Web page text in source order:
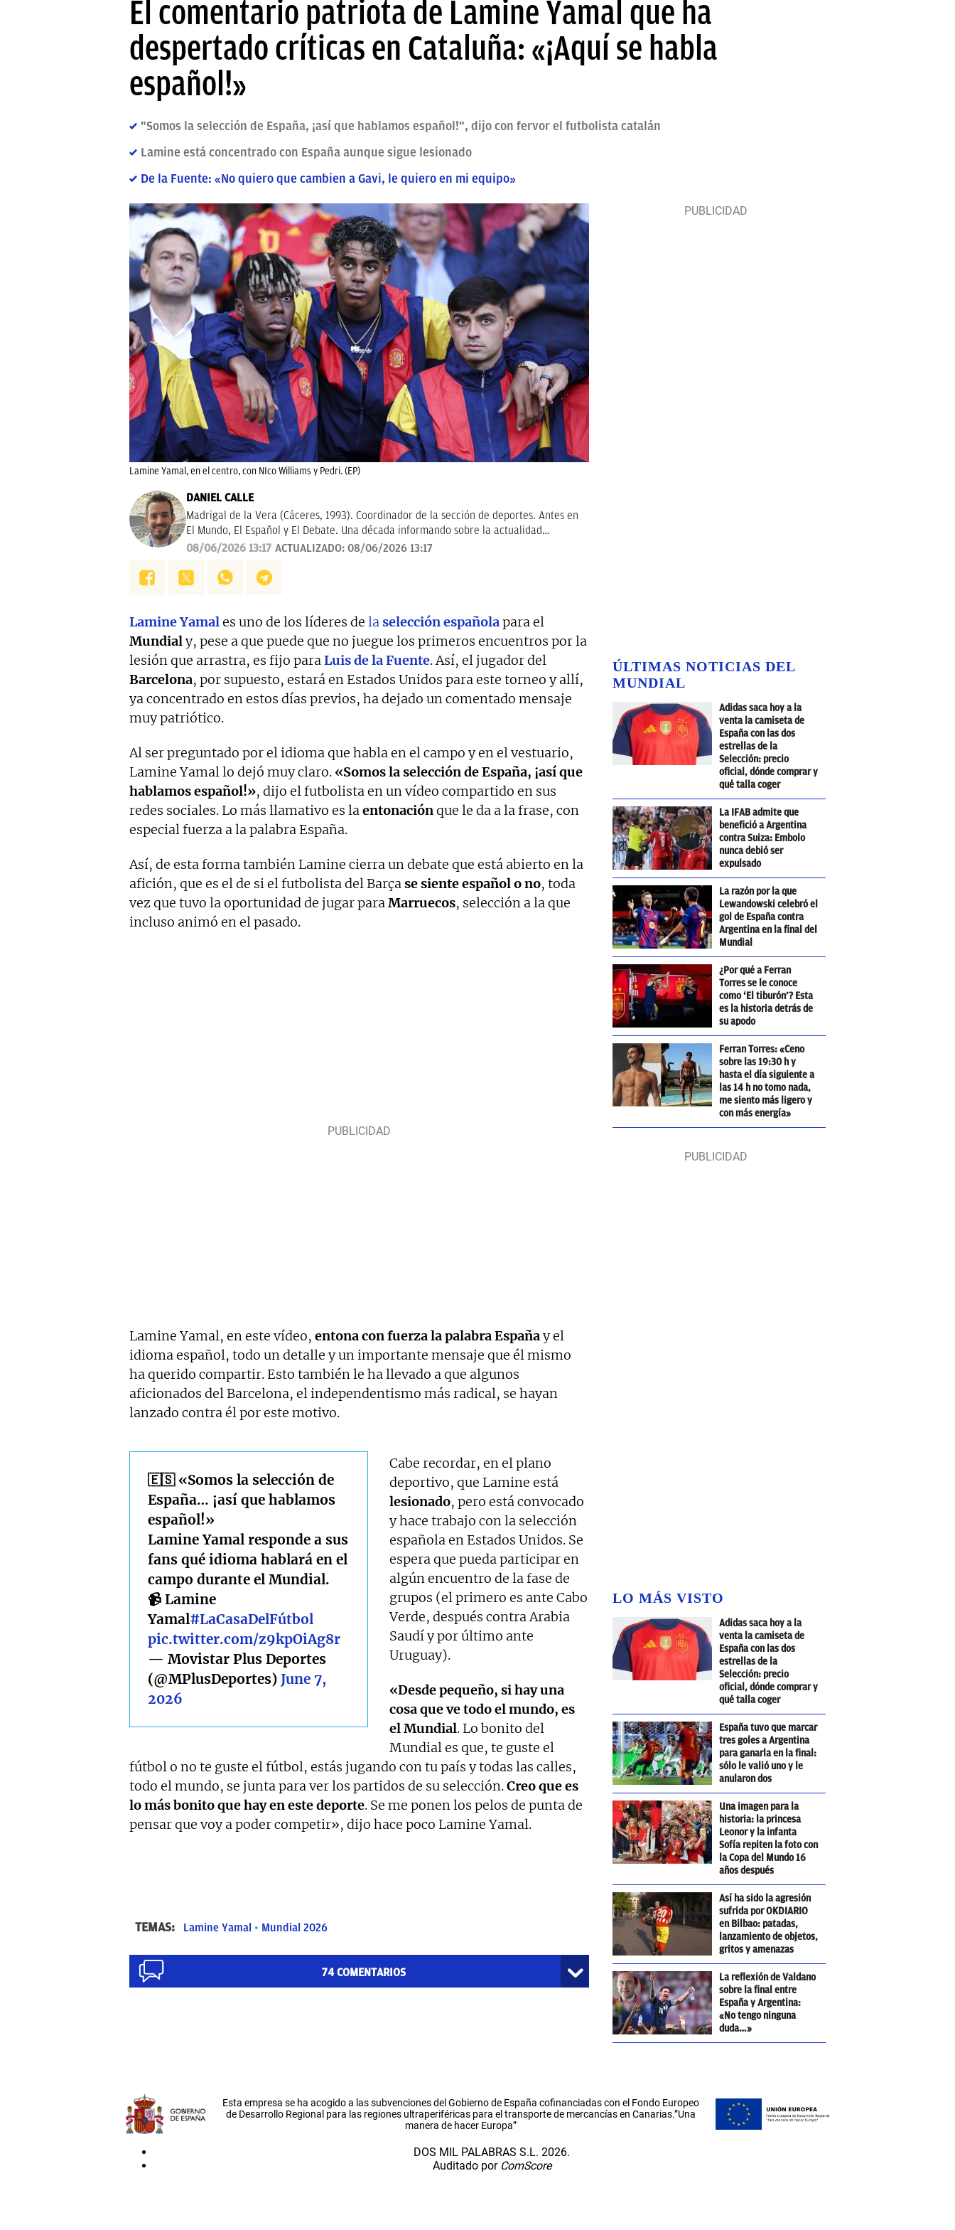
El comentario patriota de Lamine Yamal que ha
despertado críticas en Cataluña: «¡Aquí se habla
español!»
"Somos la selección de España, ¡así que hablamos español!", dijo con fervor el futbolista catalán
Lamine está concentrado con España aunque sigue lesionado
De la Fuente: «No quiero que cambien a Gavi, le quiero en mi equipo»
Lamine Yamal, en el centro, con NIco Williams y Pedri. (EP)
DANIEL CALLE
Madrigal de la Vera (Cáceres, 1993). Coordinador de la sección de deportes. Antes en
El Mundo, El Español y El Debate. Una década informando sobre la actualidad
deportiva.
08/06/2026 13:17 ACTUALIZADO: 08/06/2026 13:17
Lamine Yamales uno de los líderes de la selección españolapara el
Mundialy, pese a que puede que no juegue los primeros encuentros por la
lesión que arrastra, es fijo paraLuis de la Fuente. Así, el jugador del
Barcelona, por supuesto, estará en Estados Unidos para este torneo y allí,
ya concentrado en estos días previos, ha dejado un comentado mensaje
muy patriótico.
Al ser preguntado por el idioma que habla en el campo y en el vestuario,
Lamine Yamal lo dejó muy claro. «Somos la selección de España, ¡así que
hablamos español!», dijo el futbolista en un vídeo compartido en sus
redes sociales. Lo más llamativo es laentonaciónque le da a la frase, con
especial fuerza a la palabra España.
Así, de esta forma también Lamine cierra un debate que está abierto en la
afición, que es el de si el futbolista del Barçase siente español o no, toda
vez que tuvo la oportunidad de jugar paraMarruecos, selección a la que
incluso animó en el pasado.
Lamine Yamal, en este vídeo, entona con fuerza la palabra Españay el
idioma español, todo un detalle y un importante mensaje que él mismo
ha querido compartir. Esto también le ha llevado a que algunos
aficionados del Barcelona, el independentismo más radical, se hayan
lanzado contra él por este motivo.
🇪🇸 «Somos la selección de
España… ¡así que hablamos
español!»
Lamine Yamal responde a sus
fans qué idioma hablará en el
campo durante el Mundial.
📹 Lamine
Yamal#LaCasaDelFútbol
pic.twitter.com/z9kpOiAg8r
— Movistar Plus Deportes
(@MPlusDeportes) June 7,
2026
Cabe recordar, en el plano
deportivo, que Lamine está
lesionado, pero está convocado
y hace trabajo con la selección
española en Estados Unidos. Se
espera que pueda participar en
algún encuentro de la fase de
grupos (el primero es ante Cabo
Verde, después contra Arabia
Saudí y por último ante
Uruguay).
«Desde pequeño, si hay una
cosa que ve todo el mundo, es
el Mundial. Lo bonito del
Mundial es que, te guste el
fútbol o no te guste el fútbol, estás jugando con tu país y todas las calles,
todo el mundo, se junta para ver los partidos de su selección.Creo que es
lo más bonito que hay en este deporte. Se me ponen los pelos de punta de
pensar que voy a poder competir», dijo hace poco Lamine Yamal.
TEMAS: Lamine Yamal Mundial 2026
74COMENTARIOS
ÚLTIMAS NOTICIAS DEL
MUNDIAL
Adidas saca hoy a la
venta la camiseta de
España con las dos
estrellas de la
Selección: precio
oficial, dónde comprar y
qué talla coger
La IFAB admite que
benefició a Argentina
contra Suiza: Embolo
nunca debió ser
expulsado
La razón por la que
Lewandowski celebró el
gol de España contra
Argentina en la final del
Mundial
¿Por qué a Ferran
Torres se le conoce
como ‘El tiburón’? Esta
es la historia detrás de
su apodo
Ferran Torres: «Ceno
sobre las 19:30 h y
hasta el día siguiente a
las 14 h no tomo nada,
me siento más ligero y
con más energía»
LO MÁS VISTO
Adidas saca hoy a la
venta la camiseta de
España con las dos
estrellas de la
Selección: precio
oficial, dónde comprar y
qué talla coger
España tuvo que marcar
tres goles a Argentina
para ganarla en la final:
sólo le valió uno y le
anularon dos
Una imagen para la
historia: la princesa
Leonor y la infanta
Sofía repiten la foto con
la Copa del Mundo 16
años después
Así ha sido la agresión
sufrida por OKDIARIO
en Bilbao: patadas,
lanzamiento de objetos,
gritos y amenazas
La reflexión de Valdano
sobre la final entre
España y Argentina:
«No tengo ninguna
duda…»
Esta empresa se ha acogido a las subvenciones del Gobierno de España cofinanciadas con el Fondo Europeo
de Desarrollo Regional para las regiones ultraperiféricas para el transporte de mercancías en Canarias.”Una
manera de hacer Europa”
DOS MIL PALABRAS S.L. 2026.
Auditado por ComScore